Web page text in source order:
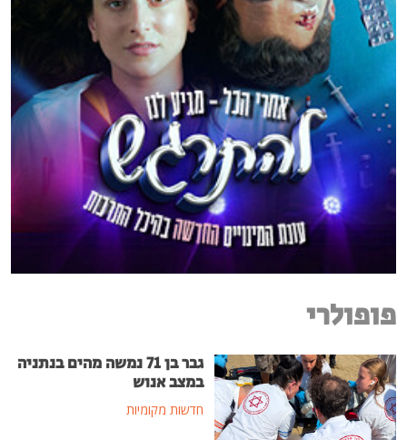
פופולרי
גבר בן 71 נמשה מהים בנתניה
במצב אנוש
חדשות מקומיות